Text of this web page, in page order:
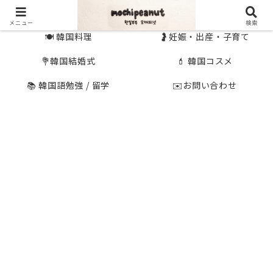
🍽 韓国料理
🤰妊娠・出産・子育て
💐韓国結婚式
💄 韓国コスメ
📚 韓国語勉強 / 留学
✉️お問い合わせ
メニュー 検索